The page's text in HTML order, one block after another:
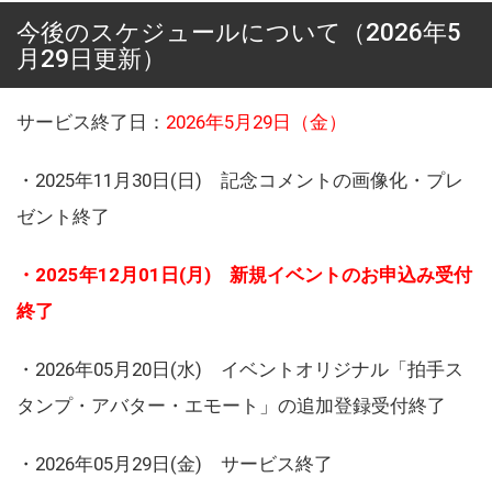
今後のスケジュールについて（2026年5
月29日更新）
サービス終了日： 2026年5月29日（金）
・2025年11月30日(日) 記念コメントの画像化・プレ
ゼント終了
・2025年12月01日(月) 新規イベントのお申込み受付
終了
・2026年05月20日(水) イベントオリジナル「拍手ス
タンプ・アバター・エモート」の追加登録受付終了
・2026年05月29日(金) サービス終了